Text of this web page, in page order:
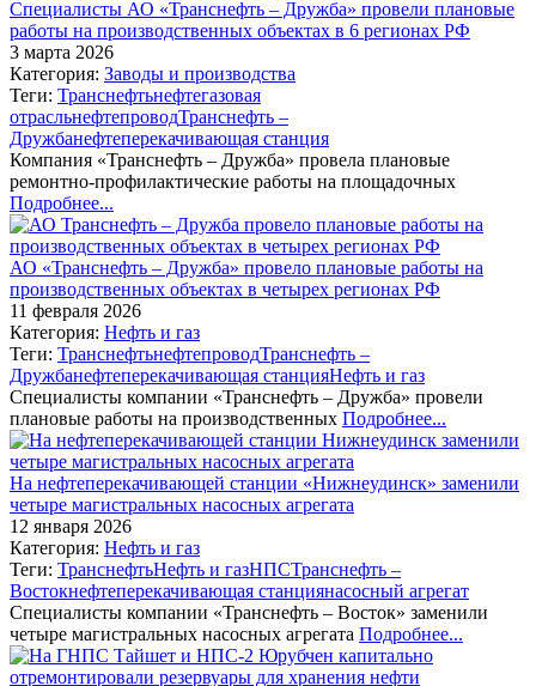
Специалисты АО «Транснефть – Дружба» провели плановые
работы на производственных объектах в 6 регионах РФ
3 марта 2026
Категория: Заводы и производства
Теги: Транснефтьнефтегазовая
отрасльнефтепроводТранснефть –
Дружбанефтеперекачивающая станция
Компания «Транснефть – Дружба» провела плановые
ремонтно-профилактические работы на площадочных
Подробнее...
АО «Транснефть – Дружба» провело плановые работы на
производственных объектах в четырех регионах РФ
11 февраля 2026
Категория: Нефть и газ
Теги: ТранснефтьнефтепроводТранснефть –
Дружбанефтеперекачивающая станцияНефть и газ
Специалисты компании «Транснефть – Дружба» провели
плановые работы на производственных Подробнее...
На нефтеперекачивающей станции «Нижнеудинск» заменили
четыре магистральных насосных агрегата
12 января 2026
Категория: Нефть и газ
Теги: ТранснефтьНефть и газНПСТранснефть –
Востокнефтеперекачивающая станциянасосный агрегат
Специалисты компании «Транснефть – Восток» заменили
четыре магистральных насосных агрегата Подробнее...